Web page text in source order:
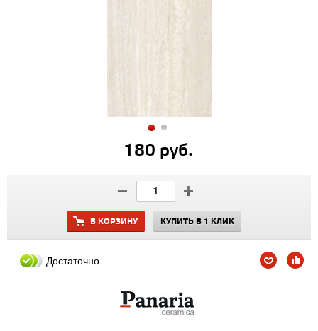
180 руб.
В КОРЗИНУ КУПИТЬ В 1 КЛИК
Достаточно